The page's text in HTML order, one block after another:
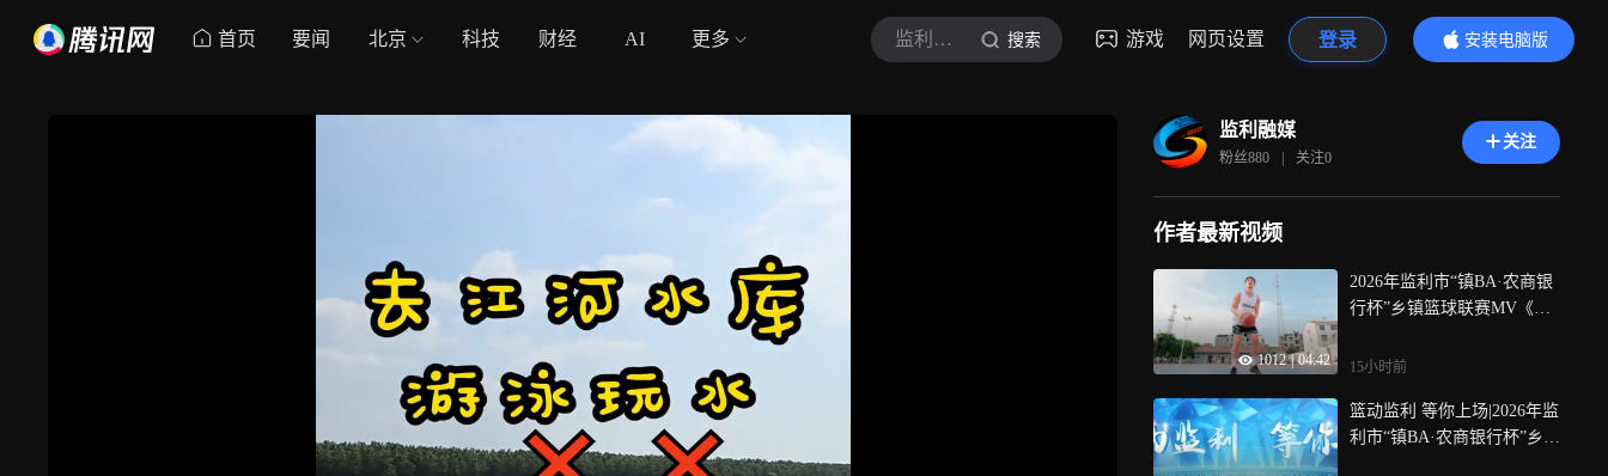
首页 要闻 北京 科技 财经 AI 更多 监利融媒 搜索 游戏 网页设置 登录
安装电脑版
内容更精彩
监利融媒
粉丝880 | 关注0
关注
作者最新视频
1012 | 04:42
2026年监利市“镇BA·农商银
行杯”乡镇篮球联赛MV《篮
袭！
15小时前
篮动监利 等你上场|2026年监
利市“镇BA·农商银行杯”乡镇